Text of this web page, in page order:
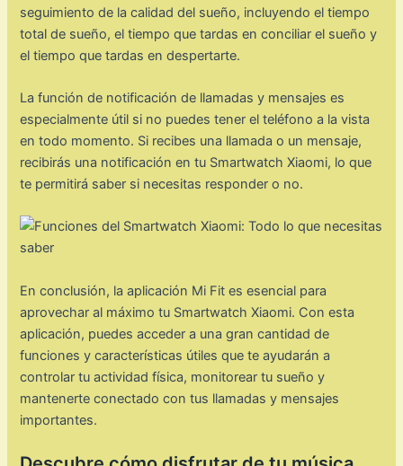
seguimiento de la calidad del sueño, incluyendo el tiempo
total de sueño, el tiempo que tardas en conciliar el sueño y
el tiempo que tardas en despertarte.
La función de notificación de llamadas y mensajes es
especialmente útil si no puedes tener el teléfono a la vista
en todo momento. Si recibes una llamada o un mensaje,
recibirás una notificación en tu Smartwatch Xiaomi, lo que
te permitirá saber si necesitas responder o no.
En conclusión, la aplicación Mi Fit es esencial para
aprovechar al máximo tu Smartwatch Xiaomi. Con esta
aplicación, puedes acceder a una gran cantidad de
funciones y características útiles que te ayudarán a
controlar tu actividad física, monitorear tu sueño y
mantenerte conectado con tus llamadas y mensajes
importantes.